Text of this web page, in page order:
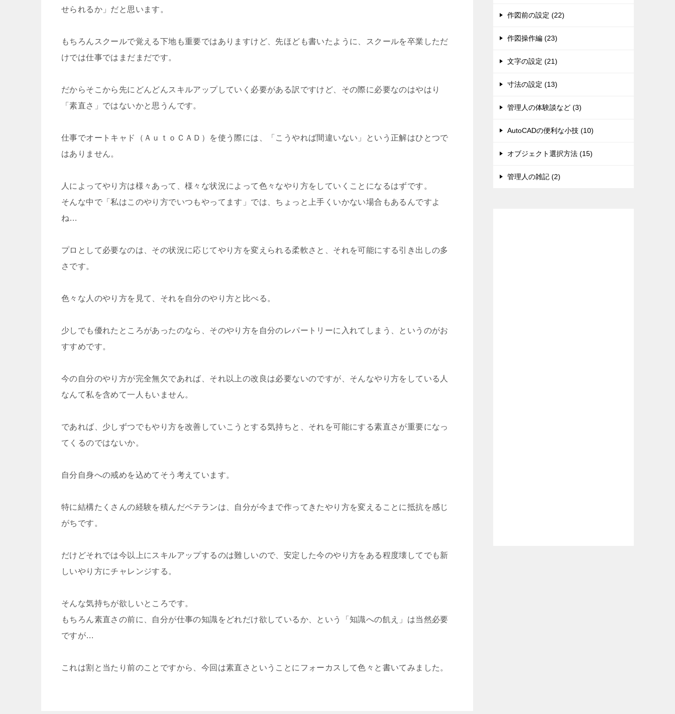
せられるか」だと思います。
もちろんスクールで覚える下地も重要ではありますけど、先ほども書いたように、スクールを卒業しただ
けでは仕事ではまだまだです。
だからそこから先にどんどんスキルアップしていく必要がある訳ですけど、その際に必要なのはやはり
「素直さ」ではないかと思うんです。
仕事でオートキャド（ＡｕｔｏＣＡＤ）を使う際には、「こうやれば間違いない」という正解はひとつで
はありません。
人によってやり方は様々あって、様々な状況によって色々なやり方をしていくことになるはずです。
そんな中で「私はこのやり方でいつもやってます」では、ちょっと上手くいかない場合もあるんですよ
ね…
プロとして必要なのは、その状況に応じてやり方を変えられる柔軟さと、それを可能にする引き出しの多
さです。
色々な人のやり方を見て、それを自分のやり方と比べる。
少しでも優れたところがあったのなら、そのやり方を自分のレパートリーに入れてしまう、というのがお
すすめです。
今の自分のやり方が完全無欠であれば、それ以上の改良は必要ないのですが、そんなやり方をしている人
なんて私を含めて一人もいません。
であれば、少しずつでもやり方を改善していこうとする気持ちと、それを可能にする素直さが重要になっ
てくるのではないか。
自分自身への戒めを込めてそう考えています。
特に結構たくさんの経験を積んだベテランは、自分が今まで作ってきたやり方を変えることに抵抗を感じ
がちです。
だけどそれでは今以上にスキルアップするのは難しいので、安定した今のやり方をある程度壊してでも新
しいやり方にチャレンジする。
そんな気持ちが欲しいところです。
もちろん素直さの前に、自分が仕事の知識をどれだけ欲しているか、という「知識への飢え」は当然必要
ですが…
これは割と当たり前のことですから、今回は素直さということにフォーカスして色々と書いてみました。
作図前の設定 (22)
作図操作編 (23)
文字の設定 (21)
寸法の設定 (13)
管理人の体験談など (3)
AutoCADの便利な小技 (10)
オブジェクト選択方法 (15)
管理人の雑記 (2)